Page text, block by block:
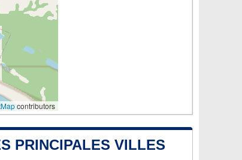
contributors
PRINCIPALES VILLES